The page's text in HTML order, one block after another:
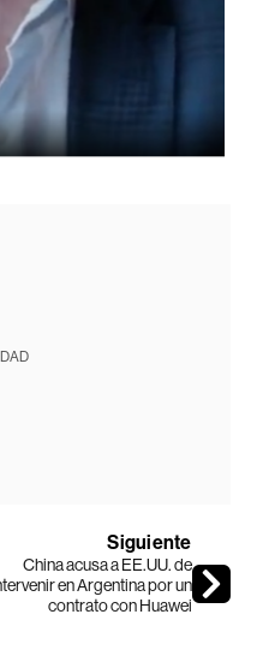
Siguiente
China acusa a EE.UU. de
en Argentina por un
contrato con Huawei